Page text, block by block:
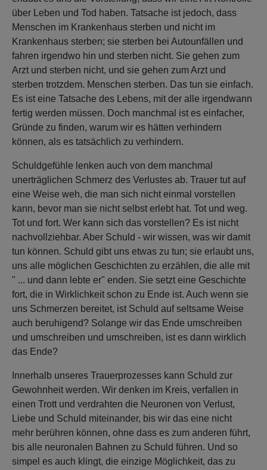
über Leben und Tod haben. Tatsache ist jedoch, dass
Menschen im Krankenhaus sterben und nicht im
Krankenhaus sterben; sie sterben bei Autounfällen und
fahren irgendwo hin und sterben nicht. Sie gehen zum
Arzt und sterben nicht, und sie gehen zum Arzt und
sterben trotzdem. Menschen sterben. Das tun sie einfach.
Es ist eine Tatsache des Lebens, mit der alle irgendwann
fertig werden müssen. Doch manchmal ist es einfacher,
Gründe zu finden, warum wir es hätten verhindern
können, als es tatsächlich zu verhindern.
Schuldgefühle lenken auch von dem manchmal
unerträglichen Schmerz des Verlustes ab. Trauer tut auf
eine Weise weh, die man sich nicht einmal vorstellen
kann, bevor man sie nicht selbst erlebt hat. Tot und weg.
Tot und fort. Wer kann sich das vorstellen? Es ist nicht
nachvollziehbar. Aber Schuld - wir wissen, was wir damit
tun können. Schuld gibt uns etwas zu tun; sie erlaubt uns,
uns alle möglichen Geschichten zu erzählen, die alle mit
" ... und dann lebte er" enden. Sie setzt eine Geschichte
fort, die in Wirklichkeit schon zu Ende ist. Auch wenn sie
uns Schmerzen bereitet, ist Schuld auf seltsame Weise
auch beruhigend? Solange wir das Ende umschreiben
und umschreiben und umschreiben, ist es dann wirklich
das Ende?
Innerhalb unseres Trauerprozesses kann Schuld zur
Gewohnheit werden. Wir denken im Kreis, verfallen in
einen Trott und verdrahten die Neuronen von Verlust,
Liebe und Schuld miteinander, bis wir das eine nicht
mehr berühren können, ohne dass es zum anderen führt,
bis alle neuronalen Bahnen zu Schuld führen. Und so
simpel es auch klingt, die einzige Möglichkeit, das zu